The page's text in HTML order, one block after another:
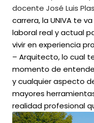
docente José Luis
carrera, la UNIVA te
laboral real y actual
vivir en experiencia
– Arquitecto, lo cual
momento de
y cualquier aspecto
mayores
realidad profesional